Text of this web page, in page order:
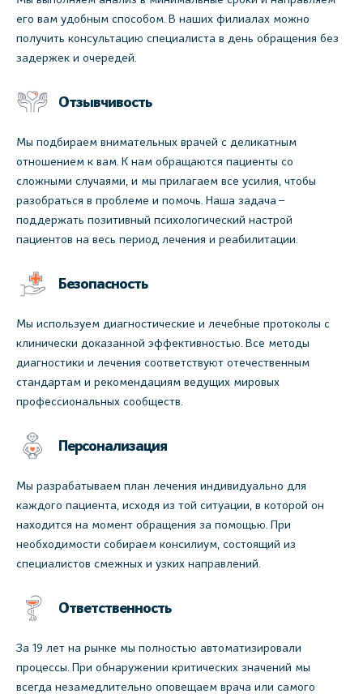
его вам удобным способом. В наших филиалах можно
получить консультацию специалиста в день обращения без
задержек и очередей.
Отзывчивость
Мы подбираем внимательных врачей с деликатным
отношением к вам. К нам обращаются пациенты со
сложными случаями, и мы прилагаем все усилия, чтобы
разобраться в проблеме и помочь. Наша задача –
поддержать позитивный психологический настрой
пациентов на весь период лечения и реабилитации.
Безопасность
Мы используем диагностические и лечебные протоколы с
клинически доказанной эффективностью. Все методы
диагностики и лечения соответствуют отечественным
стандартам и рекомендациям ведущих мировых
профессиональных сообществ.
Персонализация
Мы разрабатываем план лечения индивидуально для
каждого пациента, исходя из той ситуации, в которой он
находится на момент обращения за помощью. При
необходимости собираем консилиум, состоящий из
специалистов смежных и узких направлений.
Ответственность
За 19 лет на рынке мы полностью автоматизировали
процессы. При обнаружении критических значений мы
всегда незамедлительно оповещаем врача или самого